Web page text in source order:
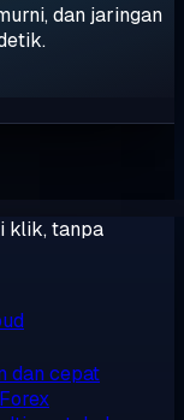
dan jaringan
klik, tanpa
dan cepat